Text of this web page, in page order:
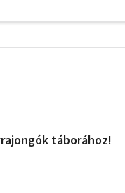
táborához!